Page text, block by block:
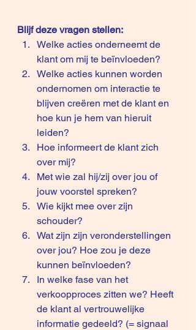
Blijf deze vragen stellen:
Welke acties onderneemt de
klant om mij te beïnvloeden?
Welke acties kunnen worden
ondernomen om interactie te
blijven creëren met de klant en
hoe kun je hem van hieruit
leiden?
Hoe informeert de klant zich
over mij?
Met wie zal hij/zij over jou of
jouw voorstel spreken?
Wie kijkt mee over zijn
schouder?
Wat zijn zijn veronderstellingen
over jou? Hoe zou je deze
kunnen beïnvloeden?
In welke fase van het
verkoopproces zitten we? Heeft
de klant al vertrouwelijke
informatie gedeeld? (= signaal